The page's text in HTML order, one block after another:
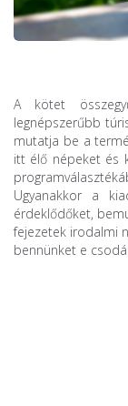
A kötet
legnépszerűbb
mutatja be a
itt élő népeket és
Ugyanakkor a
érdeklődőket,
fejezetek irodalmi
bennünket e